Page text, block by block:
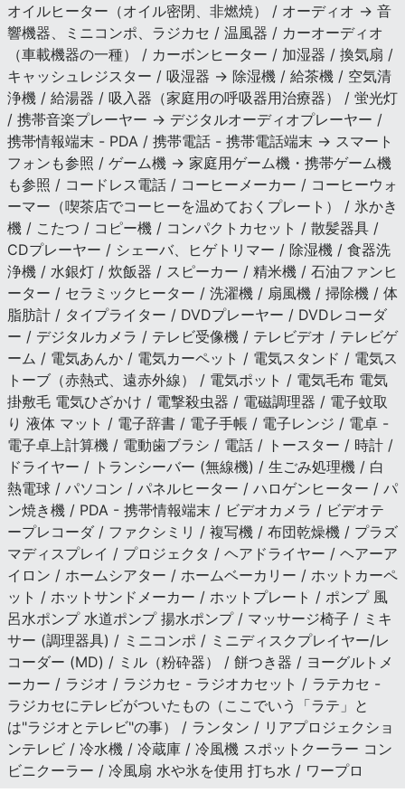
オイルヒーター（オイル密閉、非燃焼） / オーディオ → 音
響機器、ミニコンポ、ラジカセ / 温風器 / カーオーディオ
（車載機器の一種） / カーボンヒーター / 加湿器 / 換気扇 /
キャッシュレジスター / 吸湿器 → 除湿機 / 給茶機 / 空気清
浄機 / 給湯器 / 吸入器（家庭用の呼吸器用治療器） / 蛍光灯
/ 携帯音楽プレーヤー → デジタルオーディオプレーヤー /
携帯情報端末 - PDA / 携帯電話 - 携帯電話端末 → スマート
フォンも参照 / ゲーム機 → 家庭用ゲーム機・携帯ゲーム機
も参照 / コードレス電話 / コーヒーメーカー / コーヒーウォ
ーマー（喫茶店でコーヒーを温めておくプレート） / 氷かき
機 / こたつ / コピー機 / コンパクトカセット / 散髪器具 /
CDプレーヤー / シェーバ、ヒゲトリマー / 除湿機 / 食器洗
浄機 / 水銀灯 / 炊飯器 / スピーカー / 精米機 / 石油ファンヒ
ーター / セラミックヒーター / 洗濯機 / 扇風機 / 掃除機 / 体
脂肪計 / タイプライター / DVDプレーヤー / DVDレコーダ
ー / デジタルカメラ / テレビ受像機 / テレビデオ / テレビゲ
ーム / 電気あんか / 電気カーペット / 電気スタンド / 電気ス
トーブ（赤熱式、遠赤外線） / 電気ポット / 電気毛布 電気
掛敷毛 電気ひざかけ / 電撃殺虫器 / 電磁調理器 / 電子蚊取
り 液体 マット / 電子辞書 / 電子手帳 / 電子レンジ / 電卓 -
電子卓上計算機 / 電動歯ブラシ / 電話 / トースター / 時計 /
ドライヤー / トランシーバー (無線機) / 生ごみ処理機 / 白
熱電球 / パソコン / パネルヒーター / ハロゲンヒーター / パ
ン焼き機 / PDA - 携帯情報端末 / ビデオカメラ / ビデオテ
ープレコーダ / ファクシミリ / 複写機 / 布団乾燥機 / プラズ
マディスプレイ / プロジェクタ / ヘアドライヤー / ヘアーア
イロン / ホームシアター / ホームベーカリー / ホットカーペ
ット / ホットサンドメーカー / ホットプレート / ポンプ 風
呂水ポンプ 水道ポンプ 揚水ポンプ / マッサージ椅子 / ミキ
サー (調理器具) / ミニコンポ / ミニディスクプレイヤー/レ
コーダー (MD) / ミル（粉砕器） / 餅つき器 / ヨーグルトメ
ーカー / ラジオ / ラジカセ - ラジオカセット / ラテカセ -
ラジカセにテレビがついたもの（ここでいう「ラテ」と
は"ラジオとテレビ"の事） / ランタン / リアプロジェクショ
ンテレビ / 冷水機 / 冷蔵庫 / 冷風機 スポットクーラー コン
ビニクーラー / 冷風扇 水や氷を使用 打ち水 / ワープロ